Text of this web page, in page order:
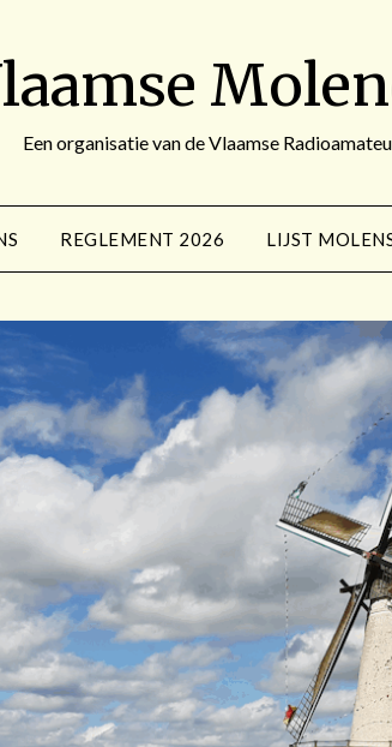
Een organisatie van de Vlaamse
REGLEMENT 2026 LIJST